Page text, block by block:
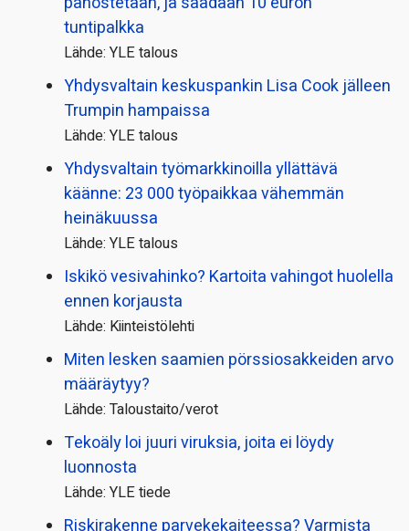
tuntipalkka
Lähde: YLE talous
Yhdysvaltain keskuspankin Lisa Cook jälleen
Trumpin hampaissa
Lähde: YLE talous
Yhdysvaltain työmarkkinoilla yllättävä
käänne: 23 000 työpaikkaa vähemmän
heinäkuussa
Lähde: YLE talous
Iskikö vesivahinko? Kartoita vahingot huolella
ennen korjausta
Lähde: Kiinteistölehti
Miten lesken saamien pörssi­osakkeiden arvo
määräytyy?
Lähde: Taloustaito/verot
Tekoäly loi juuri viruksia, joita ei löydy
luonnosta
Lähde: YLE tiede
Riskirakenne parvekekaiteessa? Varmista